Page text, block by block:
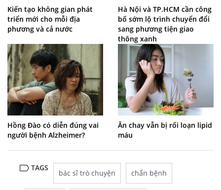
Kiến tạo không gian phát
triển mới cho mỗi địa
phương và cả nước
Hà Nội và TP.HCM cần công
bố sớm lộ trình chuyển đổi
sang phương tiện giao
thông xanh
Hồng Đào có diễn đúng vai
người bệnh Alzheimer?
Ăn chay vẫn bị rối loạn lipid
máu
TAGS
bác sĩ trò chuyện chẩn bệnh